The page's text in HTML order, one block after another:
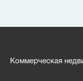
Коммерческая